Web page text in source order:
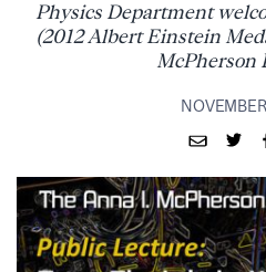
Physics Department
(2012 Albert Einstein
McPherson